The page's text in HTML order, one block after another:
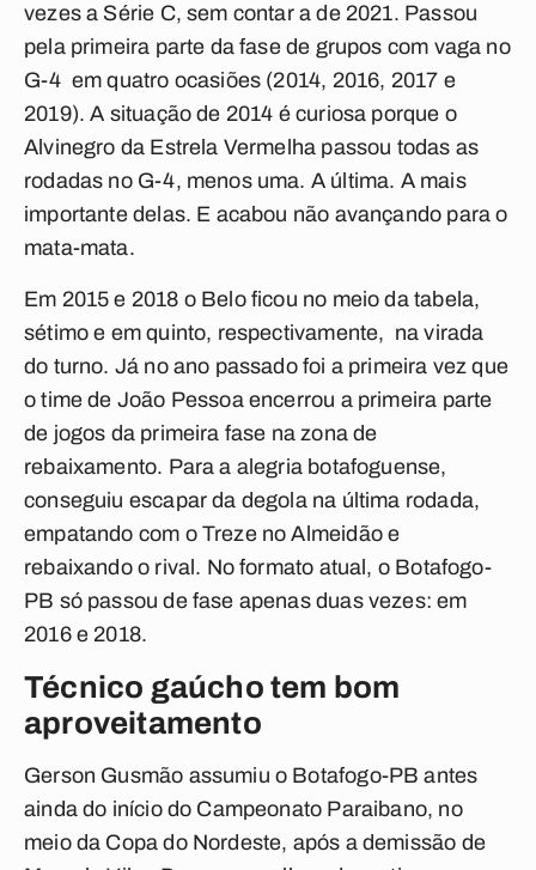
vezes a Série C, sem contar a de 2021. Passou
pela primeira parte da fase de grupos com vaga no
G-4 em quatro ocasiões (2014, 2016, 2017 e
2019). A situação de 2014 é curiosa porque o
Alvinegro da Estrela Vermelha passou todas as
rodadas no G-4, menos uma. A última. A mais
importante delas. E acabou não avançando para o
mata-mata.
Em 2015 e 2018 o Belo ficou no meio da tabela,
sétimo e em quinto, respectivamente, na virada
do turno. Já no ano passado foi a primeira vez que
o time de João Pessoa encerrou a primeira parte
de jogos da primeira fase na zona de
rebaixamento. Para a alegria botafoguense,
conseguiu escapar da degola na última rodada,
empatando com o Treze no Almeidão e
rebaixando o rival. No formato atual, o Botafogo-
PB só passou de fase apenas duas vezes: em
2016 e 2018.
Técnico gaúcho tem bom
aproveitamento
Gerson Gusmão assumiu o Botafogo-PB antes
ainda do início do Campeonato Paraibano, no
meio da Copa do Nordeste, após a demissão de